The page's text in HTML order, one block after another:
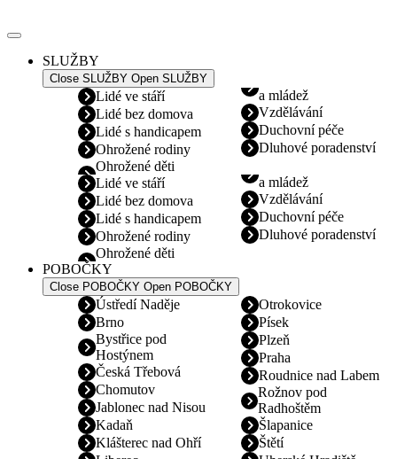
k
SLUŽBY
Close SLUŽBY Open SLUŽBY
Lidé ve stáří
Lidé bez domova
Lidé s handicapem
Ohrožené rodiny
Ohrožené děti
a mládež
Vzdělávání
Duchovní péče
Dluhové poradenství
Lidé ve stáří
Lidé bez domova
Lidé s handicapem
Ohrožené rodiny
Ohrožené děti
a mládež
Vzdělávání
Duchovní péče
Dluhové poradenství
POBOČKY
Close POBOČKY Open POBOČKY
Ústředí Naděje
Brno
Bystřice pod
Hostýnem
Česká Třebová
Chomutov
Jablonec nad Nisou
Kadaň
Klášterec nad Ohří
Otrokovice
Písek
Plzeň
Praha
Roudnice nad Labem
Rožnov pod
Radhoštěm
Šlapanice
Štětí